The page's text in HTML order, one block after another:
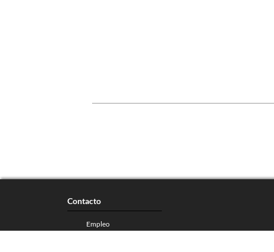
Contacto
Empleo